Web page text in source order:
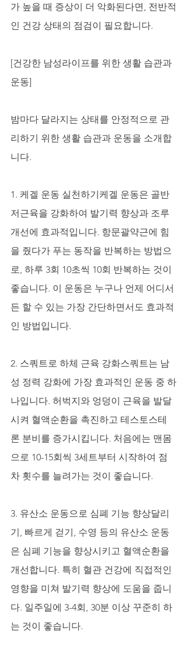
가 높을 때 증상이 더 악화된다면, 전반적
인 건강 상태의 점검이 필요합니다.
[건강한 남성라이프를 위한 생활 습관과
운동]
밤마다 달라지는 상태를 안정적으로 관
리하기 위한 생활 습관과 운동을 소개합
니다.
1. 케겔 운동 실천하기케겔 운동은 골반
저근육을 강화하여 발기력 향상과 조루
개선에 효과적입니다. 항문괄약근에 힘
을 줬다가 푸는 동작을 반복하는 방법으
로, 하루 3회 10초씩 10회 반복하는 것이
좋습니다. 이 운동은 누구나 언제 어디서
든 할 수 있는 가장 간단하면서도 효과적
인 방법입니다.
2. 스쿼트로 하체 근육 강화스쿼트는 남
성 정력 강화에 가장 효과적인 운동 중 하
나입니다. 허벅지와 엉덩이 근육을 발달
시켜 혈액순환을 촉진하고 테스토스테
론 분비를 증가시킵니다. 처음에는 맨몸
으로 10-15회씩 3세트부터 시작하여 점
차 횟수를 늘려가는 것이 좋습니다.
3. 유산소 운동으로 심폐 기능 향상달리
기, 빠르게 걷기, 수영 등의 유산소 운동
은 심폐 기능을 향상시키고 혈액순환을
개선합니다. 특히 혈관 건강에 직접적인
영향을 미쳐 발기력 향상에 도움을 줍니
다. 일주일에 3-4회, 30분 이상 꾸준히 하
는 것이 좋습니다.